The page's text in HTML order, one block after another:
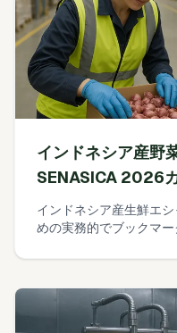
インドネシア産野
SENASICA 2026
インドネシア産生鮮エ
めの実務的でブックマ
正確なrequisitosを確認
／DTAを試算する。